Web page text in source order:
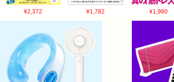
¥2,372 ¥1,782 ¥1,980